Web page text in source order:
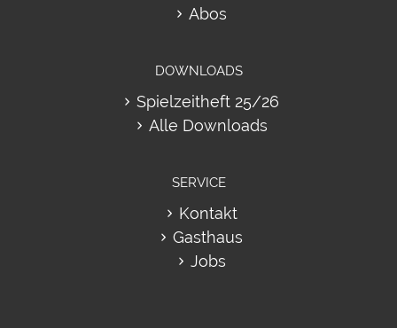
Abos
DOWNLOADS
Spielzeitheft 25/26
Alle Downloads
SERVICE
Kontakt
Gasthaus
Jobs